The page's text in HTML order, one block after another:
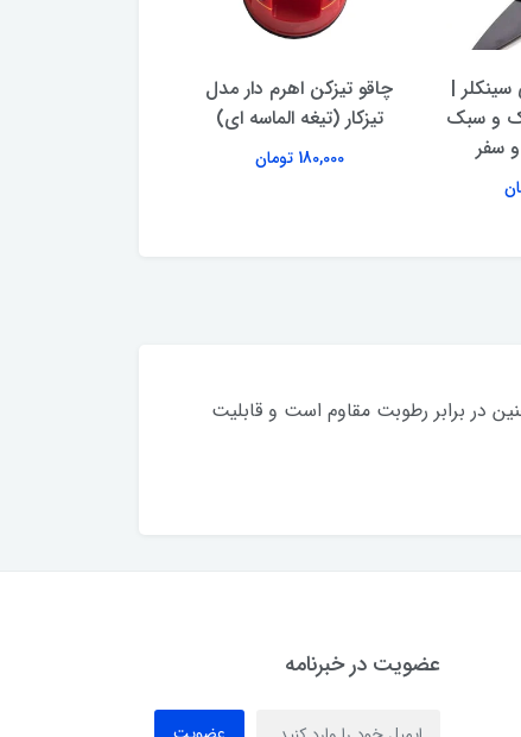
|
و سبک
سفر
چاقو تیزکن اهرم‌ دار مدل
تیزکار (تیغه الماسه ای)
180,000 تومان
دادن انواع کارت میباشد. همچنین در برابر رطوبت مقاوم است و قابلیت
عضویت در خبرنامه